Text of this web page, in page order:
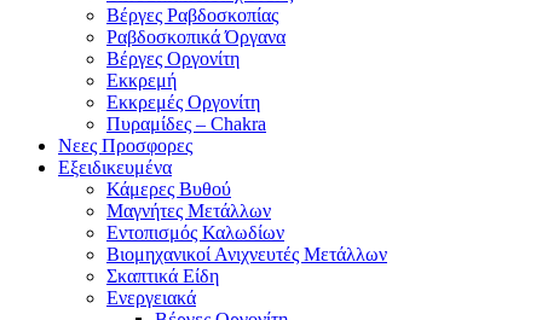
Βέργες Ραβδοσκοπίας
Ραβδοσκοπικά Όργανα
Βέργες Οργονίτη
Εκκρεμή
Εκκρεμές Οργονίτη
Πυραμίδες – Chakra
Νεες Προσφορες
Εξειδικευμένα
Κάμερες Βυθού
Μαγνήτες Μετάλλων
Εντοπισμός Καλωδίων
Βιομηχανικοί Ανιχνευτές Μετάλλων
Σκαπτικά Είδη
Ενεργειακά